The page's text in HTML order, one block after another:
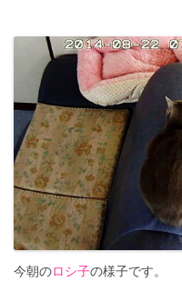
今朝のロシ子の様子です。